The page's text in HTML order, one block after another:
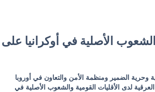
الأصلية في أوكرانيا على
وحرية الضمير ومنظمة الأمن والتعاون في أوروبا
لدى الأقليات القومية والشعوب الأصلية في